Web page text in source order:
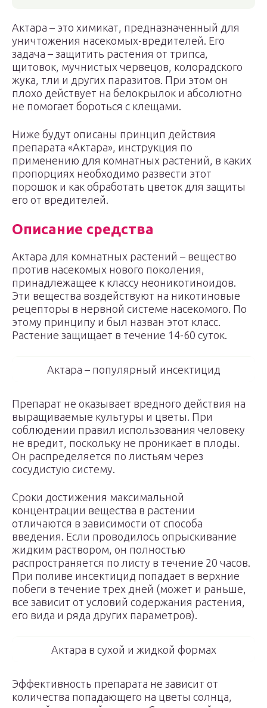
Актара – это химикат, предназначенный для
уничтожения насекомых-вредителей. Его
задача – защитить растения от трипса,
щитовок, мучнистых червецов, колорадского
жука, тли и других паразитов. При этом он
плохо действует на белокрылок и абсолютно
не помогает бороться с клещами.
Ниже будут описаны принцип действия
препарата «Актара», инструкция по
применению для комнатных растений, в каких
пропорциях необходимо развести этот
порошок и как обработать цветок для защиты
его от вредителей.
Описание средства
Актара для комнатных растений – вещество
против насекомых нового поколения,
принадлежащее к классу неоникотиноидов.
Эти вещества воздействуют на никотиновые
рецепторы в нервной системе насекомого. По
этому принципу и был назван этот класс.
Растение защищает в течение 14-60 суток.
Актара – популярный инсектицид
Препарат не оказывает вредного действия на
выращиваемые культуры и цветы. При
соблюдении правил использования человеку
не вредит, поскольку не проникает в плоды.
Он распределяется по листьям через
сосудистую систему.
Сроки достижения максимальной
концентрации вещества в растении
отличаются в зависимости от способа
введения. Если проводилось опрыскивание
жидким раствором, он полностью
распространяется по листу в течение 20 часов.
При поливе инсектицид попадает в верхние
побеги в течение трех дней (может и раньше,
все зависит от условий содержания растения,
его вида и ряда других параметров).
Актара в сухой и жидкой формах
Эффективность препарата не зависит от
количества попадающего на цветы солнца,